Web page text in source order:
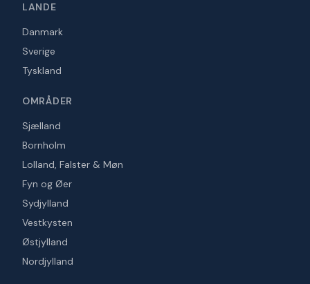
LANDE
Danmark
Sverige
Tyskland
OMRÅDER
Sjælland
Bornholm
Lolland, Falster & Møn
Fyn og Øer
Sydjylland
Vestkysten
Østjylland
Nordjylland